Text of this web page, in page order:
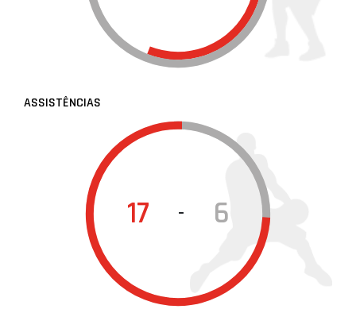
ASSISTÊNCIAS
17 - 6